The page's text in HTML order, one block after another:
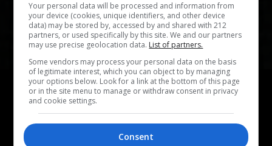
ΣΥΝΕΝΤΕΥΞΗ
Γιώργος Ζώης:Το ΑΡΚΑΝΤΙΑ είναι η ιστορία
δύο βλεμμάτων που δεν συναντήθηκαν ποτέ
ειλικρινά στη ζωή
Your personal data will be processed and information from
your device (cookies, unique identifiers, and other device
data) may be stored by, accessed by and shared with 212
partners, or used specifically by this site. We and our partners
may use precise geolocation data. List of partners.
Some vendors may process your personal data on the basis
of legitimate interest, which you can object to by managing
your options below. Look for a link at the bottom of this page
or in the site menu to manage or withdraw consent in privacy
and cookie settings.
Consent